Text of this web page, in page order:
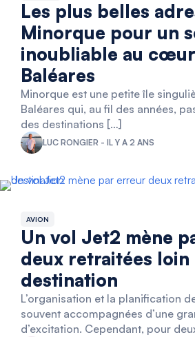
Les plus belles
Minorque pour un
inoubliable au
Baléares
Minorque est une petite île
Baléares qui, au fil des années,
des destinations […]
LUC RONGIER - IL Y A 2 ANS
AVION
Un vol Jet2 mène
deux retraitées loin
destination
L’organisation et la planification
souvent accompagnées d’une
d’excitation. Cependant, pour